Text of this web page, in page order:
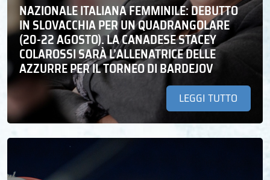
NAZIONALE ITALIANA FEMMINILE: DEBUTTO
IN SLOVACCHIA PER UN QUADRANGOLARE
(20-22 AGOSTO). LA CANADESE STACEY
COLAROSSI SARÀ L’ALLENATRICE DELLE
AZZURRE PER IL TORNEO DI BARDEJOV
LEGGI TUTTO